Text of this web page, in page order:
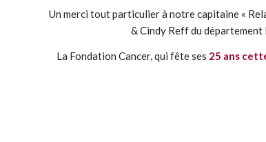
Un merci tout particulier à notre capitaine «
& Cindy Reff du
La Fondation Cancer, qui fête ses 25 ans